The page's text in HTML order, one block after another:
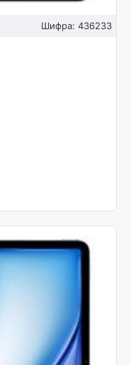
Шифра: 436233